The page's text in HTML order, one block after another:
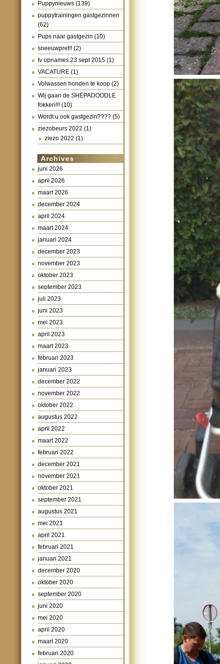
Puppynieuws (139)
puppytrainingen gastgezinnen
(62)
Pups naar gastgezin (10)
sneeuwpret!! (2)
tv opnames 23 sept 2015 (1)
VACATURE (1)
Volwassen honden te koop (2)
Wij gaan de SHEPADOODLE
fokken!!! (10)
Wordt u ook gastgezin???? (5)
ziezobeurs 2022 (1)
ziezo 2022 (1)
Archives
juni 2026
april 2026
maart 2026
december 2024
april 2024
maart 2024
januari 2024
december 2023
november 2023
oktober 2023
september 2023
juli 2023
juni 2023
mei 2023
april 2023
maart 2023
februari 2023
januari 2023
december 2022
november 2022
oktober 2022
augustus 2022
april 2022
maart 2022
februari 2022
december 2021
november 2021
oktober 2021
september 2021
augustus 2021
mei 2021
april 2021
februari 2021
januari 2021
december 2020
oktober 2020
september 2020
juni 2020
mei 2020
april 2020
maart 2020
februari 2020